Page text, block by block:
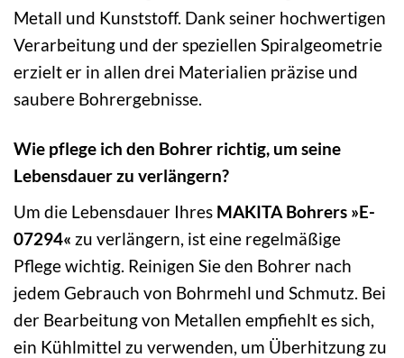
Metall und Kunststoff. Dank seiner hochwertigen
Verarbeitung und der speziellen Spiralgeometrie
erzielt er in allen drei Materialien präzise und
saubere Bohrergebnisse.
Wie pflege ich den Bohrer richtig, um seine
Lebensdauer zu verlängern?
Um die Lebensdauer Ihres MAKITA Bohrers »E-
07294« zu verlängern, ist eine regelmäßige
Pflege wichtig. Reinigen Sie den Bohrer nach
jedem Gebrauch von Bohrmehl und Schmutz. Bei
der Bearbeitung von Metallen empfiehlt es sich,
ein Kühlmittel zu verwenden, um Überhitzung zu